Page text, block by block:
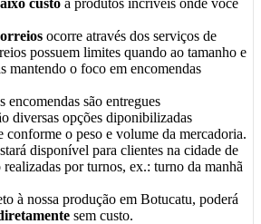
custo a produtos incríveis onde você
ocorre através dos serviços de
possuem limites quando ao tamanho e
mantendo o foco em encomendas
encomendas são entregues
diversas opções diponibilizadas
conforme o peso e volume da mercadoria.
disponível para clientes na cidade de
por turnos, ex.: turno da manhã
à nossa produção em Botucatu, poderá
sem custo.